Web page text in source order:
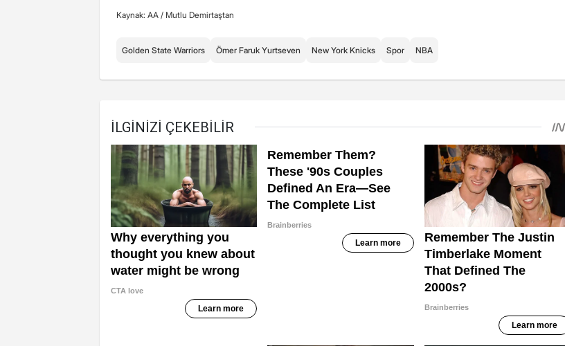
Kaynak: AA / Mutlu Demirtaştan
Golden State Warriors Ömer Faruk Yurtseven New York Knicks Spor NBA